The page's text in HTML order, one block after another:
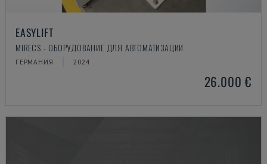
EASYLIFT
MIRECS - ОБОРУДОВАНИЕ ДЛЯ АВТОМАТИЗАЦИИ
ГЕРМАНИЯ 2024
26.000 €